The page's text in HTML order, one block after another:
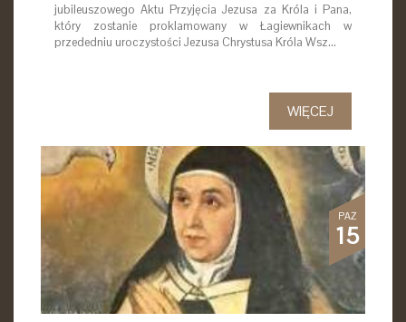
jubileuszowego Aktu Przyjęcia Jezusa za Króla i Pana,
który zostanie proklamowany w Łagiewnikach w
przededniu uroczystości Jezusa Chrystusa Króla Wsz…
WIĘCEJ
PAŹ
15